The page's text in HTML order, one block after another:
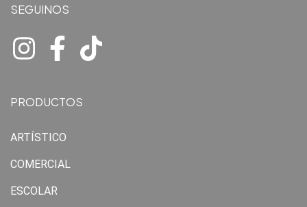
SEGUINOS
PRODUCTOS
ARTÍSTICO
COMERCIAL
ESCOLAR